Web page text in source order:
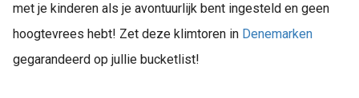
met je kinderen als je avontuurlijk bent ingesteld en geen
hoogtevrees hebt! Zet deze klimtoren in Denemarken
gegarandeerd op jullie bucketlist!